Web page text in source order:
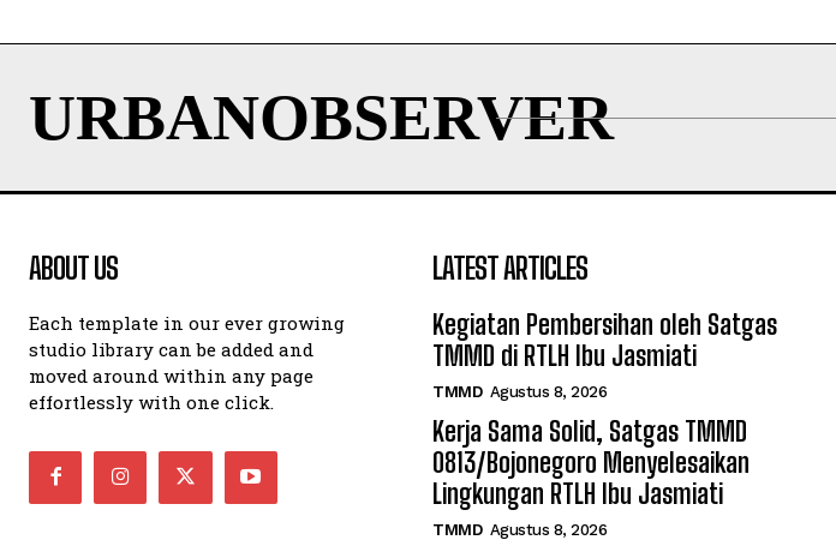
URBANOBSERVER
ABOUT US
Each template in our ever growing
studio library can be added and
moved around within any page
effortlessly with one click.
LATEST ARTICLES
Kegiatan Pembersihan oleh Satgas
TMMD di RTLH Ibu Jasmiati
TMMD Agustus 8, 2026
Kerja Sama Solid, Satgas TMMD
0813/Bojonegoro Menyelesaikan
Lingkungan RTLH Ibu Jasmiati
TMMD Agustus 8, 2026